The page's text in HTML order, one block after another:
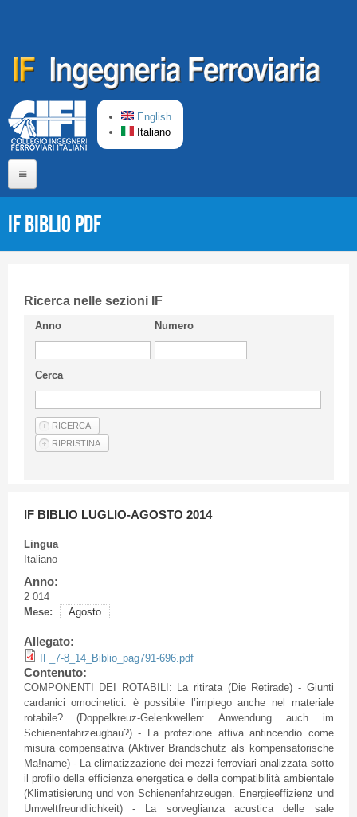
English
Italiano
CIFI in breve
Linee Guida
Privacy Policy
Articoli
IF Biblio PDF
Ricerca nelle sezioni IF
Anno Numero
Cerca
IF BIBLIO LUGLIO-AGOSTO 2014
Lingua
Italiano
Anno:
2 014
Mese:
Agosto
Allegato:
IF_7-8_14_Biblio_pag791-696.pdf
Contenuto:
COMPONENTI DEI ROTABILI : La ritirata(Die Retirade) - Giunti
cardanici omocinetici: è possibile l’impiego anche nel
materiale
rotabile? (Doppelkreuz-Gelenkwellen: Anwendung auch
im
Schienenfahrzeugbau?) - La protezione attiva antincendio come
misura compensativa(Aktiver Brandschutz als kompensatorische
Ma!name) - La climatizzazione dei mezzi ferroviari analizzatasotto
il profilo della efficienza energeticae della compatibilità ambientale
(Klimatisierungund von Schienenfahrzeugen. Energieeffizienz und
Umweltfreundlichkeit) - La sorveglianza acustica delle sale